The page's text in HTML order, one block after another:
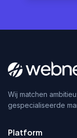
Wij matchen
gespecialiseerde
Platform